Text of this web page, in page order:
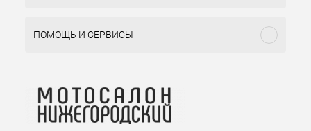
ПОМОЩЬ И СЕРВИСЫ